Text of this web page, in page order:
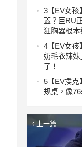
3 【EV女
蓋？巨RU
狂胸器根本
4 【EV女
奶毛衣辣
了！
5 【EV撲
规桌，像
上一篇